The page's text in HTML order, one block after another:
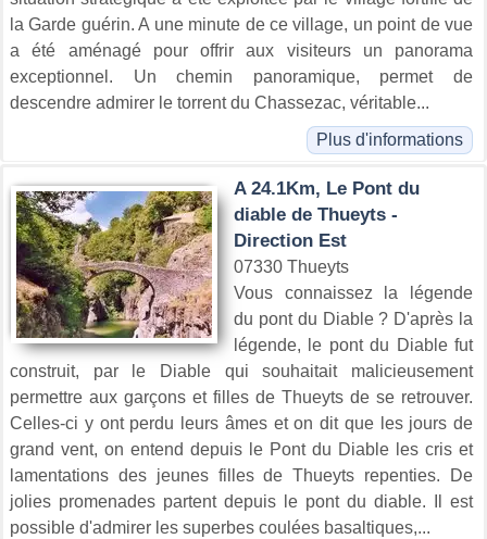
la Garde guérin. A une minute de ce village, un point de vue
a été aménagé pour offrir aux visiteurs un panorama
exceptionnel. Un chemin panoramique, permet de
descendre admirer le torrent du Chassezac, véritable...
Plus d'informations
A 24.1Km, Le Pont du
diable de Thueyts -
Direction Est
07330 Thueyts
Vous connaissez la légende
du pont du Diable ? D'après la
légende, le pont du Diable fut
construit, par le Diable qui souhaitait malicieusement
permettre aux garçons et filles de Thueyts de se retrouver.
Celles-ci y ont perdu leurs âmes et on dit que les jours de
grand vent, on entend depuis le Pont du Diable les cris et
lamentations des jeunes filles de Thueyts repenties. De
jolies promenades partent depuis le pont du diable. Il est
possible d'admirer les superbes coulées basaltiques,...